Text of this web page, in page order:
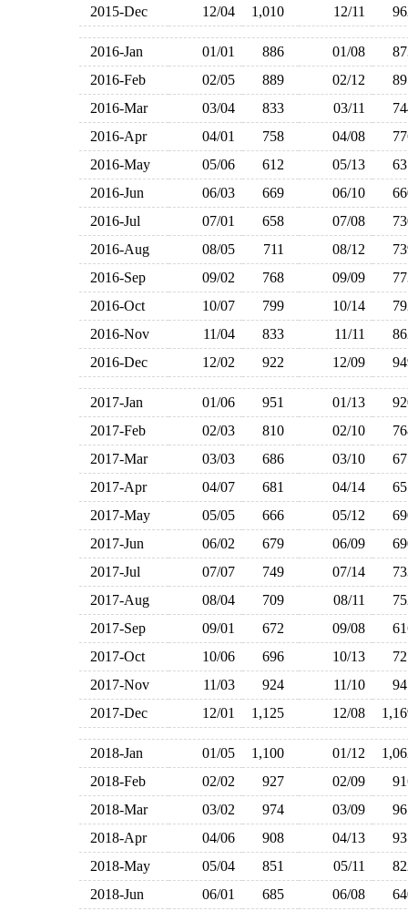
2015-Dec
12/04 1,010 12/11
2016-Jan 01/01 886 01/08
2016-Feb
02/05 889 02/12
2016-Mar
03/04 833 03/11
2016-Apr
04/01 758 04/08
2016-May
05/06 612 05/13
2016-Jun
06/03 669 06/10
2016-Jul
07/01 658 07/08
2016-Aug
08/05 711 08/12
2016-Sep
09/02 768 09/09
2016-Oct
10/07 799 10/14
2016-Nov
11/04 833 11/11
2016-Dec
12/02 922 12/09
2017-Jan 01/06 951 01/13
2017-Feb
02/03 810 02/10
2017-Mar
03/03 686 03/10
2017-Apr
04/07 681 04/14
2017-May
05/05 666 05/12
2017-Jun
06/02 679 06/09
2017-Jul
07/07 749 07/14
2017-Aug
08/04 709 08/11
2017-Sep
09/01 672 09/08
2017-Oct
10/06 696 10/13
2017-Nov
11/03 924 11/10
2017-Dec
12/01 1,125 12/08
2018-Jan 01/05 1,100 01/12
2018-Feb
02/02 927 02/09
2018-Mar
03/02 974 03/09
2018-Apr
04/06 908 04/13
2018-May
05/04 851 05/11
2018-Jun
06/01 685 06/08